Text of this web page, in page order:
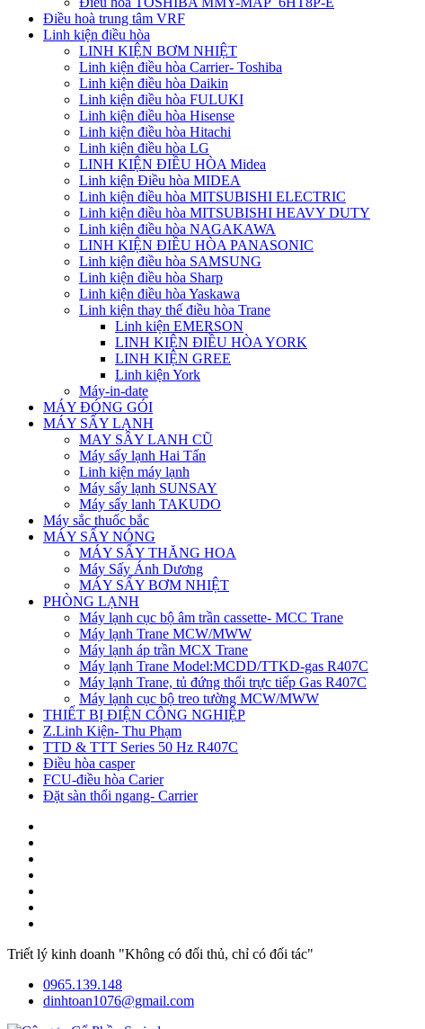
Điều hoà trung tâm VRF
Linh kiện điều hòa
LINH KIỆN BƠM NHIỆT
Linh kiện điều hòa Carrier- Toshiba
Linh kiện điều hòa Daikin
Linh kiện điều hòa FULUKI
Linh kiện điều hòa Hisense
Linh kiện điều hòa Hitachi
Linh kiện điều hòa LG
LINH KIỆN ĐIỀU HÒA Midea
Linh kiện Điều hòa MIDEA
Linh kiện điều hòa MITSUBISHI ELECTRIC
Linh kiện điều hòa MITSUBISHI HEAVY DUTY
Linh kiện điều hòa NAGAKAWA
LINH KIỆN ĐIỀU HÒA PANASONIC
Linh kiện điều hòa SAMSUNG
Linh kiện điều hòa Sharp
Linh kiện điều hòa Yaskawa
Linh kiện thay thế điều hòa Trane
Linh kiện EMERSON
LINH KIỆN ĐIỀU HÒA YORK
LINH KIỆN GREE
Linh kiện York
Máy-in-date
MÁY ĐÓNG GÓI
MÁY SẤY LẠNH
MAY SÂY LANH CŨ
Máy sấy lạnh Hai Tấn
Linh kiện máy lạnh
Máy sấy lạnh SUNSAY
Máy sấy lanh TAKUDO
Máy sắc thuốc bắc
MÁY SẤY NÓNG
MÁY SẤY THĂNG HOA
Máy Sấy Ánh Dương
MÁY SẤY BƠM NHIỆT
PHÒNG LẠNH
Máy lạnh cục bộ âm trần cassette- MCC Trane
Máy lạnh Trane MCW/MWW
Máy lạnh áp trần MCX Trane
Máy lạnh Trane Model:MCDD/TTKD-gas R407C
Máy lạnh Trane, tủ đứng thổi trực tiếp Gas R407C
Máy lạnh cục bộ treo tường MCW/MWW
THIẾT BỊ ĐIỆN CÔNG NGHIỆP
Z.Linh Kiện- Thu Phạm
TTD & TTT Series 50 Hz R407C
Điều hòa casper
FCU-điều hòa Carier
Đặt sàn thổi ngang- Carrier
Triết lý kinh doanh "Không có đối thủ, chỉ có đối tác"
0965.139.148
dinhtoan1076@gmail.com